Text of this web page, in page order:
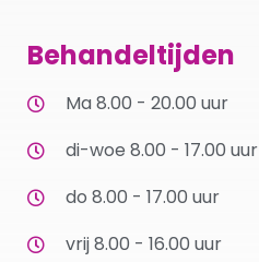
Behandeltijden
Ma 8.00 - 20.00 uur
di-woe 8.00 - 17.00 uur
do 8.00 - 17.00 uur
vrij 8.00 - 16.00 uur